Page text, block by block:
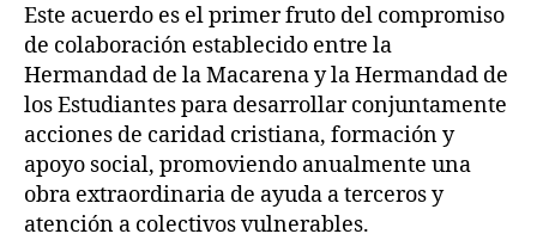
Este acuerdo es el primer fruto del compromiso
de colaboración establecido entre la
Hermandad de la Macarena y la Hermandad de
los Estudiantes para desarrollar conjuntamente
acciones de caridad cristiana, formación y
apoyo social, promoviendo anualmente una
obra extraordinaria de ayuda a terceros y
atención a colectivos vulnerables.